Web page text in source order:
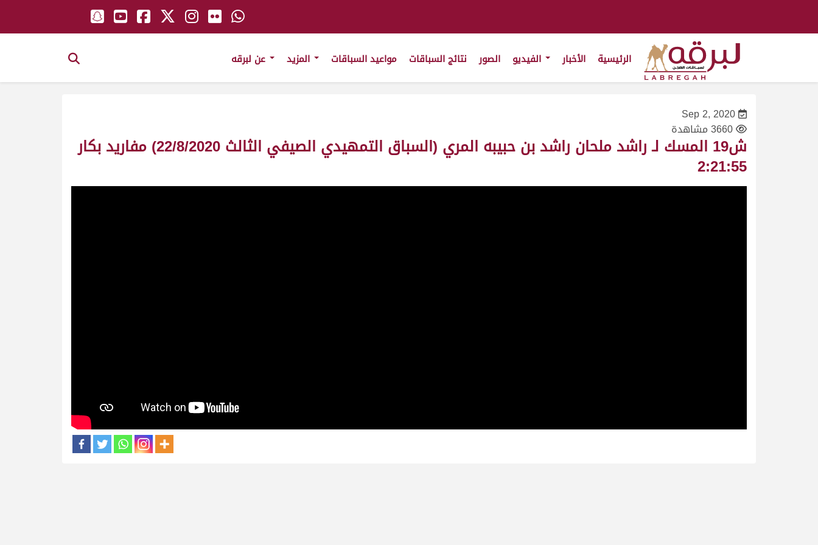
الرئيسية الأخبار الصور نتائج السباقات مواعيد السباقات
Sep 2, 2020
3660 مشاهدة
ش19 المسك لـ راشد ملحان راشد بن حبيبه المري (السباق التمهيدي الصيفي الثالث 22/8/2020) مفاريد بكار
2:21:55